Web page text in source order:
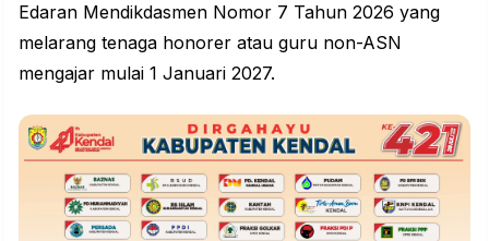
Edaran Mendikdasmen Nomor 7 Tahun 2026 yang
melarang tenaga honorer atau guru non-ASN
mengajar mulai 1 Januari 2027.